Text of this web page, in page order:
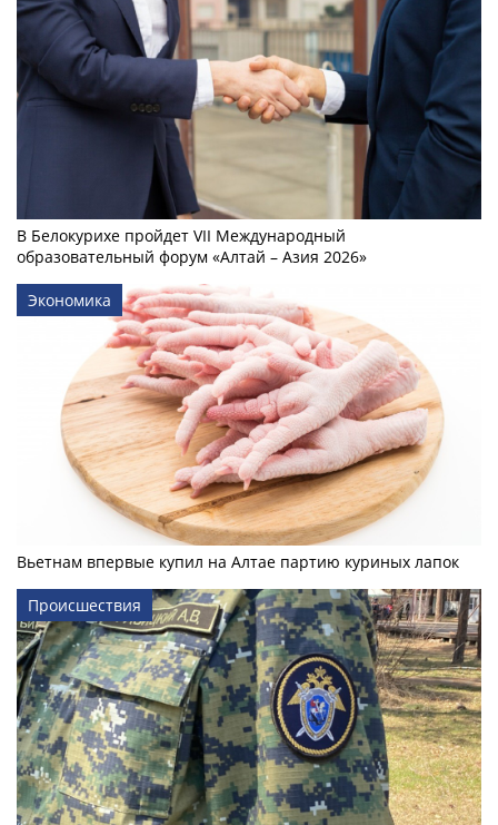
В Белокурихе пройдет VII Международный
образовательный форум «Алтай – Азия 2026»
Экономика
Вьетнам впервые купил на Алтае партию куриных лапок
Происшествия